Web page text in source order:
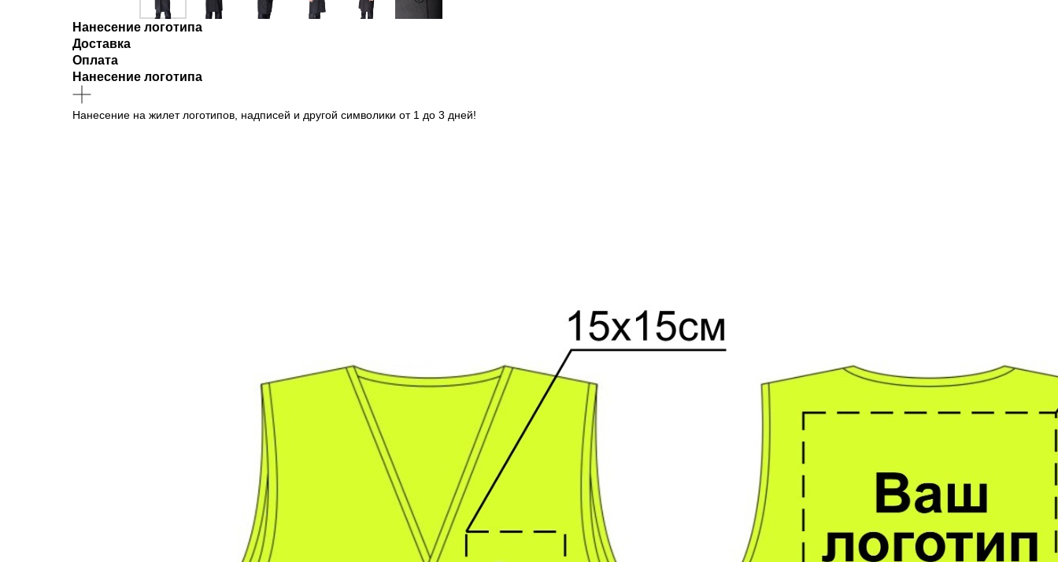
Нанесение логотипа
Доставка
Оплата
Нанесение логотипа
Нанесение на жилет логотипов, надписей и другой символики от 1 до 3 дней!